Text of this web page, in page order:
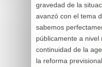
gravedad de la
avanzó con el tema
sabemos
públicamente a nivel
continuidad de la
la reforma